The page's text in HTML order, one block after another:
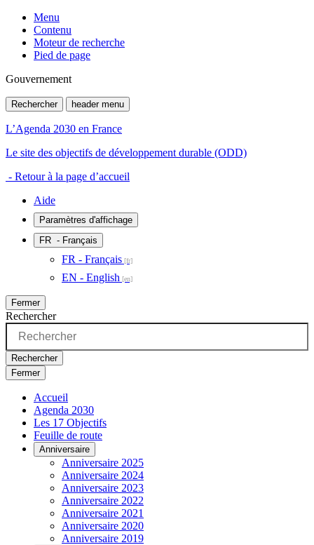
Menu
Contenu
Moteur de recherche
Pied de page
Gouvernement
Rechercher header menu
L’Agenda 2030 en France
Le site des objectifs de développement durable (ODD)
- Retour à la page d’accueil
Aide
Paramètres d'affichage
FR - Français
FR - Français
EN - English
Fermer
Rechercher
Rechercher
Fermer
Accueil
Agenda 2030
Les 17 Objectifs
Feuille de route
Anniversaire
Anniversaire 2025
Anniversaire 2024
Anniversaire 2023
Anniversaire 2022
Anniversaire 2021
Anniversaire 2020
Anniversaire 2019